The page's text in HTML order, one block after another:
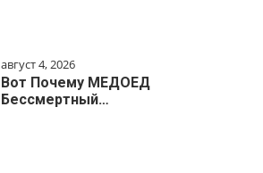
август 4, 2026
Вот Почему МЕДОЕД
Бессмертный…